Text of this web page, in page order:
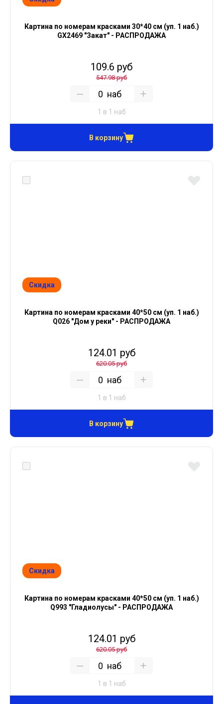
Картина по номерам красками 30*40 см (уп. 1 наб.)
GX2469 "Закат" - РАСПРОДАЖА
109.6 руб
547.98 руб
наб
1 в 1 наб
В корзину
Скидка
Картина по номерам красками 40*50 см (уп. 1 наб.)
Q026 "Дом у реки" - РАСПРОДАЖА
124.01 руб
620.05 руб
наб
1 в 1 наб
В корзину
Скидка
Картина по номерам красками 40*50 см (уп. 1 наб.)
Q993 "Гладиолусы" - РАСПРОДАЖА
124.01 руб
620.05 руб
наб
1 в 1 наб